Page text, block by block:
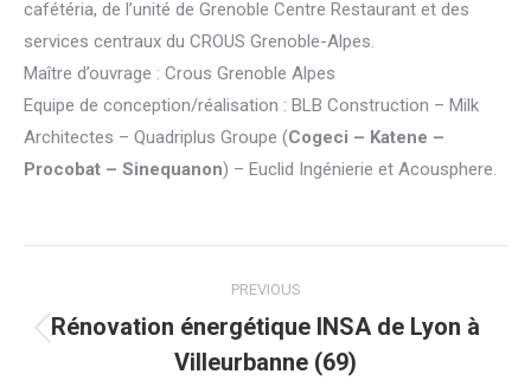
cafétéria, de l’unité de Grenoble Centre Restaurant et des
services centraux du CROUS Grenoble-Alpes.
Maître d’ouvrage : Crous Grenoble Alpes
Equipe de conception/réalisation : BLB Construction – Milk
Architectes – Quadriplus Groupe (Cogeci – Katene –
Procobat – Sinequanon) – Euclid Ingénierie et Acousphere.
navigation
PREVIOUS
Previous
post:
Rénovation énergétique INSA de Lyon à
Villeurbanne (69)